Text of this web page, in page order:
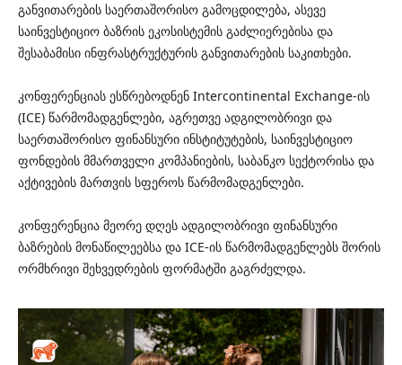
განვითარების საერთაშორისო გამოცდილება, ასევე
საინვესტიციო ბაზრის ეკოსისტემის გაძლიერებისა და
შესაბამისი ინფრასტრუქტურის განვითარების საკითხები.
კონფერენციას ესწრებოდნენ Intercontinental Exchange-ის
(ICE) წარმომადგენლები, აგრეთვე ადგილობრივი და
საერთაშორისო ფინანსური ინსტიტუტების, საინვესტიციო
ფონდების მმართველი კომპანიების, საბანკო სექტორისა და
აქტივების მართვის სფეროს წარმომადგენლები.
კონფერენცია მეორე დღეს ადგილობრივი ფინანსური
ბაზრების მონაწილეებსა და ICE-ის წარმომადგენლებს შორის
ორმხრივი შეხვედრების ფორმატში გაგრძელდა.